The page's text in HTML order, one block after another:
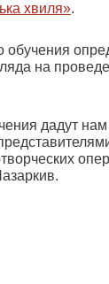
хвиля».
обучения
на
дадут